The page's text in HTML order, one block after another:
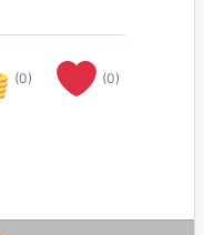
(0) (0)